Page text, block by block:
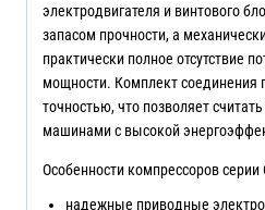
электродвигателя и винтового
запасом прочности, а
практически полное отсутствие
мощности. Комплект соединения
точностью, что позволяет
машинами с высокой
Особенности компрессоров серии
надежные приводные